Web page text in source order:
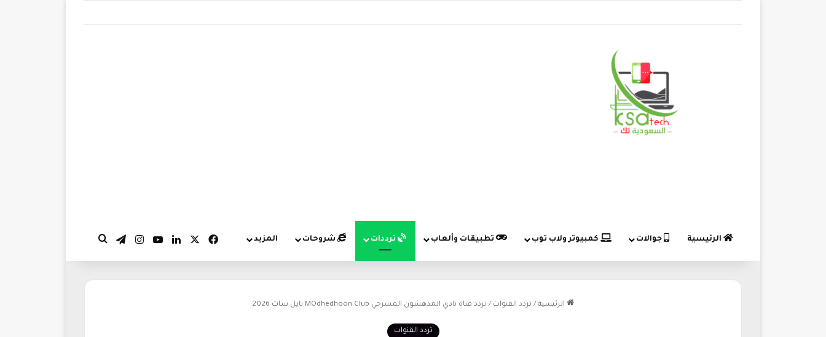
الرئيسية جوالات كمبيوتر ولاب توب تطبيقات وألعاب ترددات شروحات المزيد فيسبوك لينكدإن‫YouTubeانستقرام
تيلقرام
الرئيسية / تردد القنوات / تردد قناة نادي المدهشون المسرحي MOdhedhoon Club نايل سات 2026
تردد القنوات